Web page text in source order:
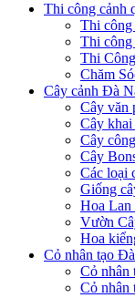
Thi công cảnh
Thi
Thi
Thi
Chăm
Cây cảnh Đà
Cây văn
Cây
Cây
Cây
Các loại
Giống
Hoa
Vườn
Hoa
Cỏ nhân tạo
Cỏ nhân
Cỏ nhân